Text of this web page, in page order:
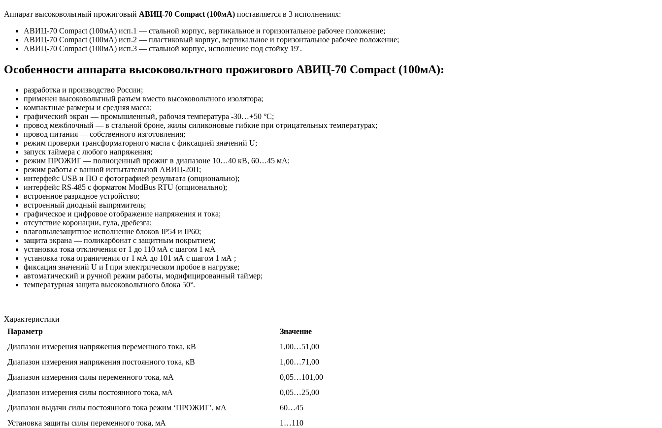
Аппарат высоковольтный прожиговый АВИЦ-70 Compact (100мА) поставляется в 3 исполнениях:
АВИЦ-70 Compact (100мА) исп.1 — стальной корпус, вертикальное и горизонтальное рабочее положение;
АВИЦ-70 Compact (100мА) исп.2 — пластиковый корпус, вертикальное и горизонтальное рабочее положение;
АВИЦ-70 Compact (100мА) исп.3 — стальной корпус, исполнение под стойку 19′.
Особенности аппарата высоковольтного прожигового АВИЦ-70 Compact (100мА):
разработка и производство России;
применен высоковольтный разъем вместо высоковольтного изолятора;
компактные размеры и средняя масса;
графический экран — промышленный, рабочая температура -30…+50 °C;
провод межблочный — в стальной броне, жилы силиконовые гибкие при отрицательных температурах;
провод питания — собственного изготовления;
режим проверки трансформаторного масла с фиксацией значений U;
запуск таймера с любого напряжения;
режим ПРОЖИГ — полноценный прожиг в диапазоне 10…40 кВ, 60…45 мА;
режим работы с ванной испытательной АВИЦ-20П;
интерфейс USB и ПО с фотографией результата (опционально);
интерфейс RS-485 с форматом ModBus RTU (опционально);
встроенное разрядное устройство;
встроенный диодный выпрямитель;
графическое и цифровое отображение напряжения и тока;
отсутствие коронации, гула, дребезга;
влагопылезащитное исполнение блоков IP54 и IP60;
защита экрана — поликарбонат с защитным покрытием;
установка тока отключения от 1 до 110 мА с шагом 1 мА
установка тока ограничения от 1 мА до 101 мА с шагом 1 мА ;
фиксация значений U и I при электрическом пробое в нагрузке;
автоматический и ручной режим работы, модифицированный таймер;
температурная защита высоковольтного блока 50°.
Характеристики
Параметр
Значение
Диапазон измерения напряжения переменного тока, кВ
1,00…51,00
Диапазон измерения напряжения постоянного тока, кВ
1,00…71,00
Диапазон измерения силы переменного тока, мА
0,05…101,00
Диапазон измерения силы постоянного тока, мА
0,05…25,00
Диапазон выдачи силы постоянного тока режим ‘ПРОЖИГ’, мА
60…45
Установка защиты силы переменного тока, мА
1…110